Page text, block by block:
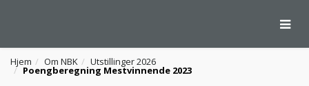
Hjem Om NBK Utstillinger 2026
Poengberegning Mestvinnende 2023